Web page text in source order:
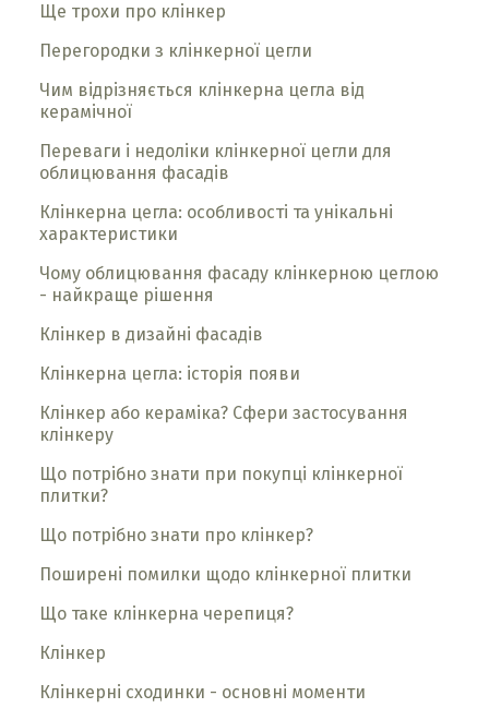
Ще трохи про клінкер
Перегородки з клінкерної цегли
Чим відрізняється клінкерна цегла від
керамічної
Переваги і недоліки клінкерної цегли для
облицювання фасадів
Клінкерна цегла: особливості та унікальні
характеристики
Чому облицювання фасаду клінкерною цеглою
- найкраще рішення
Клінкер в дизайні фасадів
Клінкерна цегла: історія появи
Клінкер або кераміка? Сфери застосування
клінкеру
Що потрібно знати при покупці клінкерної
плитки?
Що потрібно знати про клінкер?
Поширені помилки щодо клінкерної плитки
Що таке клінкерна черепиця?
Клінкер
Клінкерні сходинки - основні моменти